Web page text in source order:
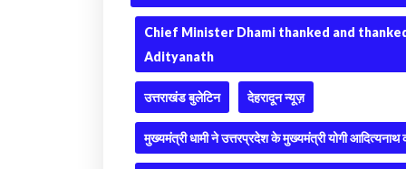
Chief Minister Dhami thanked and
Adityanath
उत्तराखंड बुलेटिन देहरादून न्यूज़
मुख्यमंत्री धामी ने उत्तरप्रदेश के मुख्यमंत्री योगी आदित्यनाथ